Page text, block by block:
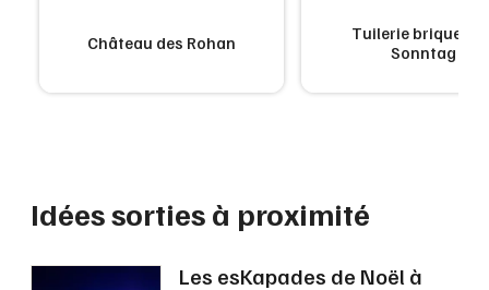
Château des Rohan
Tuilerie
Sonntag
Idées sorties à proximité
Les esKapades de Noël à